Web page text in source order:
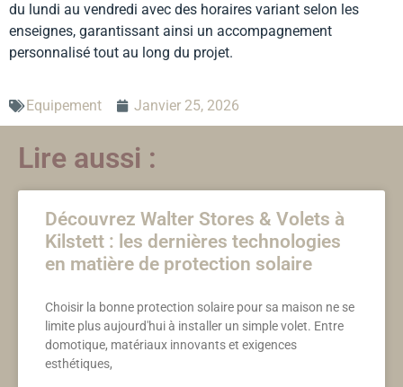
du lundi au vendredi avec des horaires variant selon les
enseignes, garantissant ainsi un accompagnement
personnalisé tout au long du projet.
Equipement Janvier 25, 2026
Lire aussi :
Découvrez Walter Stores & Volets à
Kilstett : les dernières technologies
en matière de protection solaire
Choisir la bonne protection solaire pour sa maison ne se
limite plus aujourd'hui à installer un simple volet. Entre
domotique, matériaux innovants et exigences
esthétiques,